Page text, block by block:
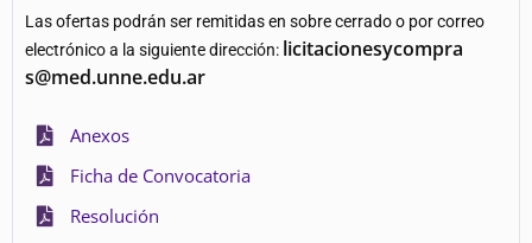
Las ofertas podrán ser remitidas en sobre cerrado o por correo
electrónico a la siguiente dirección: licitacionesycompra
s@med.unne.edu.ar
Anexos
Ficha de Convocatoria
Resolución